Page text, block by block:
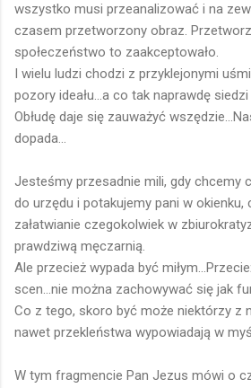
wszystko musi przeanalizować i na
czasem przetworzony obraz.
społeczeństwo to zaakceptowało.
I wielu ludzi chodzi z przyklejonymi
pozory ideału...a co tak naprawdę
Obłudę daje się zauważyć
dopada...
Jesteśmy przesadnie mili, gdy chcemy
do urzędu i potakujemy pani w okienku,
załatwianie czegokolwiek w
prawdziwą męczarnią.
Ale przecież wypada być
scen...nie można zachowywać się jak
Co z tego, skoro być może niektórzy z
nawet przekleństwa wypowiadają w
W tym fragmencie Pan Jezus mówi o